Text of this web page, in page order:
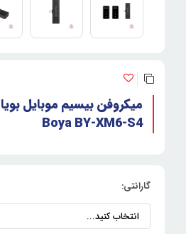
میکروفن بیسیم موبایل بویا
Boya BY-XM6-S4
گارانتی: